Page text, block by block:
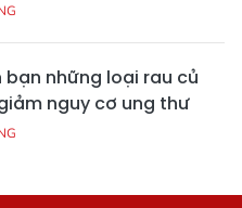
bạn những loại rau củ
nguy cơ ung thư